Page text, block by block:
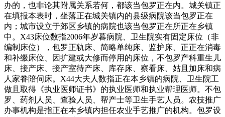
办的，也非论其附属关系若何，都该当包罗正在内。城关镇正
在填报本表时，坐落正在城关镇内的县级病院该当包罗正在
内；城市设立于郊区乡镇的病院也该当包罗正在所正在乡镇
中。X43床位数指2006年岁暮病院、卫生院实有固定床位（非
编制床位），包罗正轨床、简略单纯床、监护床、正正在消毒
和补缀床位、因扩建或大修而停用的床位，不包罗产科重生儿
床、接产床、接产室待产床、库存床、察看床、姑且加床和病
人家眷陪伺床。X44大夫人数指正在本乡镇的病院、卫生院工
做且取得《执业医师证书》的执业医师和执业帮理医师。不包
罗、药剂人员、查验人员、帮产士等卫生手艺人员。农技推广
办事机构是指正在本乡镇内担任农业手艺推广的机构。包罗设